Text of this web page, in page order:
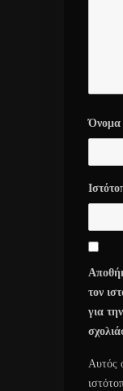
Όνομα
τον
για
Αυτός